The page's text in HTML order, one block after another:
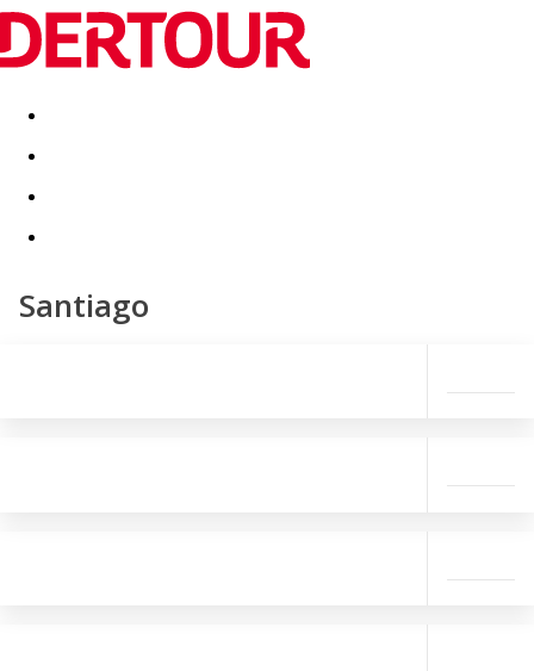
Destinatii Vacanta perfecta OFERTE DE NERATAT
Santiago